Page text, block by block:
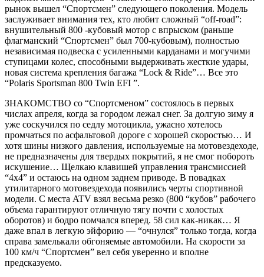
рынок вышел “Спортсмен” следующего поколения. Модель
заслуживает внимания тех, кто любит сложный “off-road”:
внушительный 800 -кубовый мотор с впрыском (раньше
флагманский “Спортсмен” был 700-кубовым), полностью
независимая подвеска с усиленными карданами и могучими
ступицами колес, способными выдерживать жесткие удары,
новая система крепления багажа “Lock & Ride”… Все это
“Polaris Sportsman 800 Twin EFI ”.
ЗНАКОМСТВО со “Спортсменом” состоялось в первых
числах апреля, когда за городом лежал снег. За долгую зиму я
уже соскучился по седлу мотоцикла, ужасно хотелось
промчаться по асфальтовой дороге с хорошей скоростью… И
хотя шины низкого давления, используемые на мотовездеходе,
не предназначены для твердых покрытий, я не смог побороть
искушение… Щелкаю клавишей управления трансмиссией
“4х4” и остаюсь на одном заднем приводе. В повадках
утилитарного мотовездехода появились черты спортивной
модели. С места ATV взял весьма резко (800 “кубов” рабочего
объема гарантируют отличную тягу почти с холостых
оборотов) и бодро помчался вперед. 58 сил как-никак… Я
даже впал в легкую эйфорию — “очнулся” только тогда, когда
справа замелькали обгоняемые автомобили. На скорости за
100 км/ч “Спортсмен” вел себя уверенно и вполне
предсказуемо.